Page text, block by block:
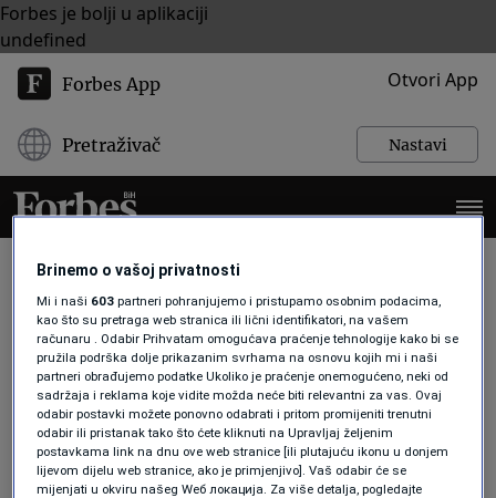
Forbes je bolji u aplikaciji
undefined
Forbes App Otvori App
Pretraživač Nastavi
ZDRAVA ISHRANA
AKTUELNOSTI
Crno na bijelo-kvaliteta
prehrambenih proizvoda
multinacionalnih kompanija u
siromašnijim zemljama se pogoršava
Brinemo o vašoj privatnosti
Mi i naši 603 partneri pohranjujemo i pristupamo osobnim podacima,
kao što su pretraga web stranica ili lični identifikatori, na vašem
računaru . Odabir Prihvatam omogućava praćenje tehnologije kako bi se
pružila podrška dolje prikazanim svrhama na osnovu kojih mi i naši
partneri obrađujemo podatke Ukoliko je praćenje onemogućeno, neki od
sadržaja i reklama koje vidite možda neće biti relevantni za vas. Ovaj
odabir postavki možete ponovno odabrati i pritom promijeniti trenutni
odabir ili pristanak tako što ćete kliknuti na Upravljaj željenim
postavkama link na dnu ove web stranice [ili plutajuću ikonu u donjem
lijevom dijelu web stranice, ako je primjenjivo]. Vaš odabir će se
mijenjati u okviru našeg Wеб локација. Za više detalja, pogledajte